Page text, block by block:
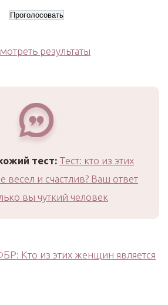
результаты
тест: Тест: кто из этих
весел и счастлив? Ваш ответ
вы чуткий человек